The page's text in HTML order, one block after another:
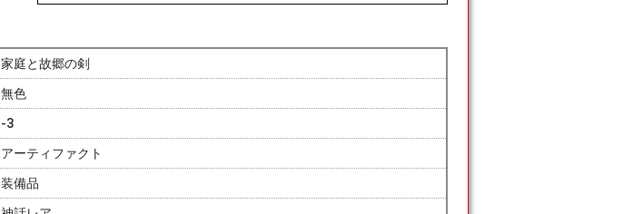
家庭と故郷の剣
無色
-3
アーティファクト
装備品